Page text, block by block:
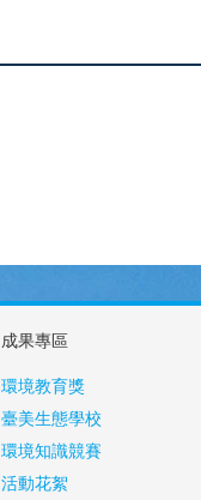
成果專區
環境教育獎
臺美生態學校
環境知識競賽
活動花絮